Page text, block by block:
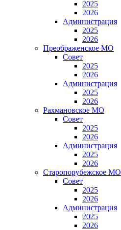
2025
2026
Администрация
2025
2026
Преображенское МО
Совет
2025
2026
Администрация
2025
2026
Рахмановское МО
Совет
2025
2026
Администрация
2025
2026
Старопорубежское МО
Совет
2025
2026
Администрация
2025
2026